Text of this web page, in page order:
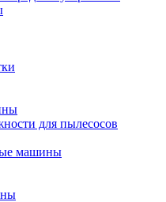
для пылесосов
машины